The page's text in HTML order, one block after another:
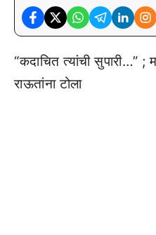
“कदाचित त्यांची सुपारी…”
राऊतांना टोला